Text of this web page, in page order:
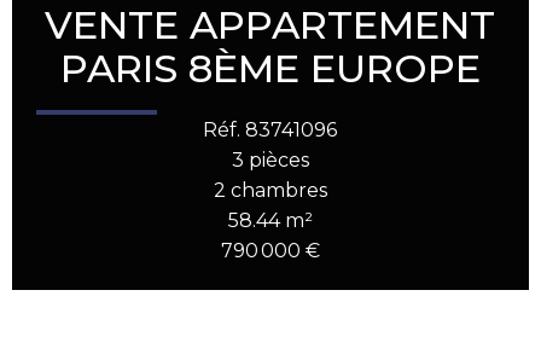
VENTE APPARTEMENT
PARIS 8ÈME EUROPE
Réf. 83741096
3 pièces
2 chambres
58.44 m²
790 000 €